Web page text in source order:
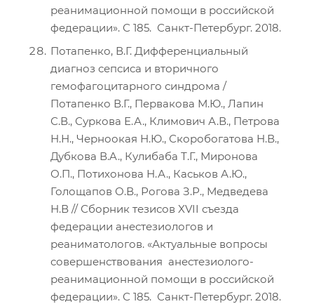
реанимационной помощи в российской
федерации». С 185. Санкт-Петербург. 2018.
Потапенко, В.Г. Дифференциальный
диагноз сепсиса и вторичного
гемофагоцитарного синдрома /
Потапенко В.Г., Первакова М.Ю., Лапин
С.В., Суркова Е.А., Климович А.В., Петрова
Н.Н., Черноокая Н.Ю., Скоробогатова Н.В.,
Дубкова В.A., Кулибаба Т.Г., Миронова
О.П., Потихонова Н.А., Каськов А.Ю.,
Голощапов О.В., Рогова З.Р., Медведева
Н.В // Сборник тезисов XVII съезда
федерации анестезиологов и
реаниматологов. «Актуальные вопросы
совершенствования анестезиолого-
реанимационной помощи в российской
федерации». С 185. Санкт-Петербург. 2018.